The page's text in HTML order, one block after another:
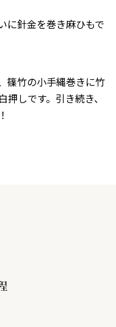
に針金を巻き麻ひもで
篠竹の小手縄巻きに竹
しです。引き続き、